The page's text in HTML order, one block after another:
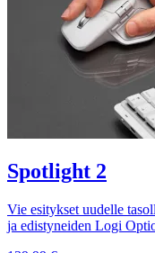
Spotlight 2
Vie esitykset uudelle
ja edistyneiden Logi